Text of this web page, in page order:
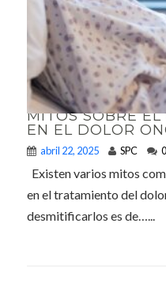
MITOS SOBRE
EN EL DOLOR
abril 22, 2025 SPC
Existen varios mitos
en el tratamiento del
desmitificarlos es de…...